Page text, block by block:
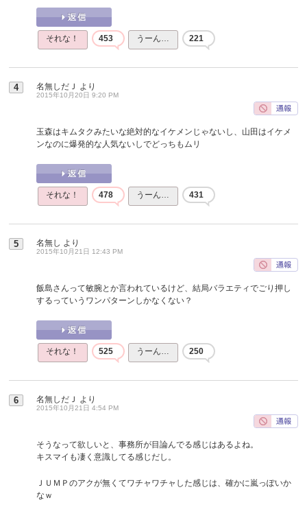
それな！ 453 うーん… 221
4 名無しだＪ より
2015年10月20日 9:20 PM
玉森はキムタクみたいな絶対的なイケメンじゃないし、山田はイケメ
ンなのに爆発的な人気ないしでどっちもムリ
それな！ 478 うーん… 431
5 名無し より
2015年10月21日 12:43 PM
飯島さんって敏腕とか言われているけど、結局バラエティでごり押し
するっていうワンパターンしかなくない？
それな！ 525 うーん… 250
6 名無しだＪ より
2015年10月21日 4:54 PM
そうなって欲しいと、事務所が目論んでる感じはあるよね。
キスマイも凄く意識してる感じだし。
ＪＵＭＰのアクが無くてワチャワチャした感じは、確かに嵐っぽいか
なｗ